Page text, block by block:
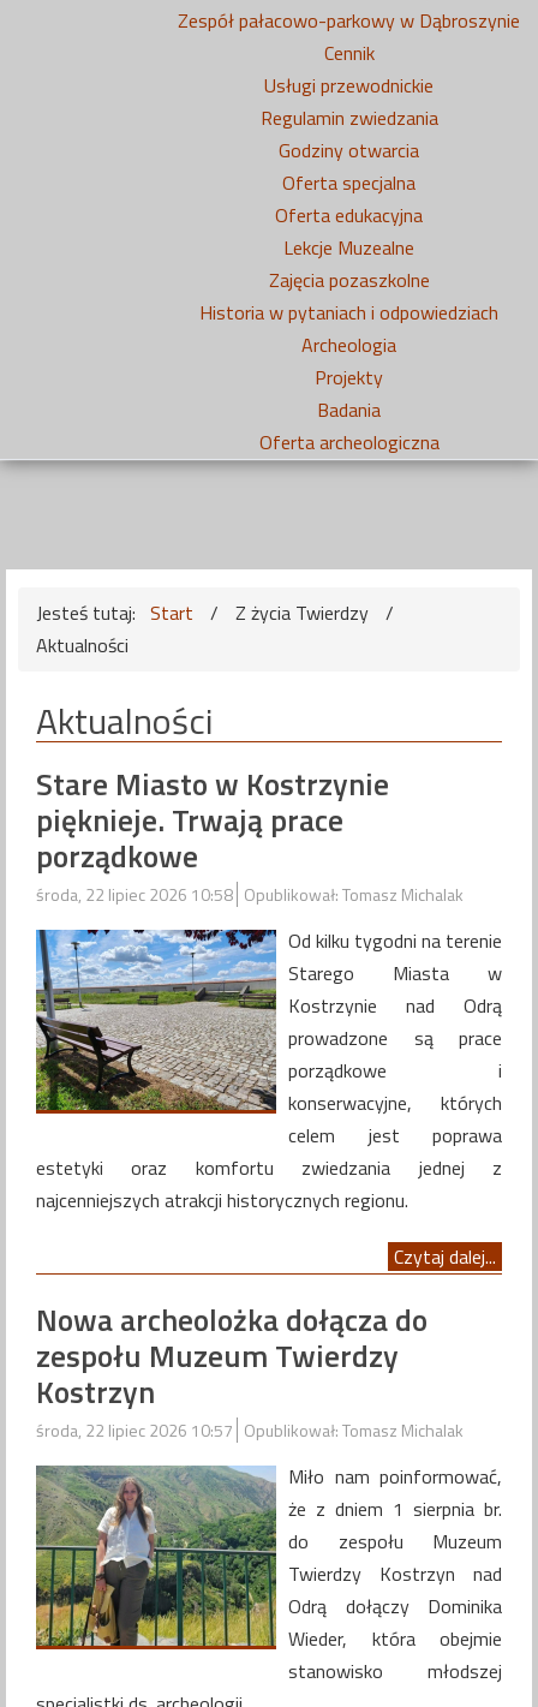
Zespół pałacowo-parkowy w Dąbroszynie
Cennik
Usługi przewodnickie
Regulamin zwiedzania
Godziny otwarcia
Oferta specjalna
Oferta edukacyjna
Lekcje Muzealne
Zajęcia pozaszkolne
Historia w pytaniach i odpowiedziach
Archeologia
Projekty
Badania
Oferta archeologiczna
Jesteś tutaj: Start / Z życia Twierdzy /
Aktualności
Aktualności
Stare Miasto w Kostrzynie
pięknieje. Trwają prace
porządkowe
środa, 22 lipiec 2026 10:58 Opublikował: Tomasz Michalak
Od kilku tygodni na terenie
Starego Miasta w
Kostrzynie nad Odrą
prowadzone są prace
porządkowe i
konserwacyjne, których
celem jest poprawa
estetyki oraz komfortu zwiedzania jednej z
najcenniejszych atrakcji historycznych regionu.
Czytaj dalej...
Nowa archeolożka dołącza do
zespołu Muzeum Twierdzy
Kostrzyn
środa, 22 lipiec 2026 10:57 Opublikował: Tomasz Michalak
Miło nam poinformować,
że z dniem 1 sierpnia br.
do zespołu Muzeum
Twierdzy Kostrzyn nad
Odrą dołączy Dominika
Wieder, która obejmie
stanowisko młodszej